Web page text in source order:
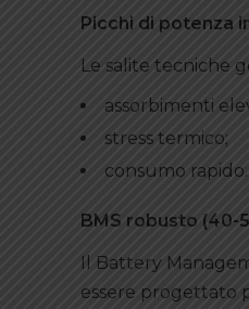
Picchi di potenza
Le salite tecniche
assorbimenti
stress termico;
consumo rapido.
BMS robusto (40-
Il Battery
essere progettato